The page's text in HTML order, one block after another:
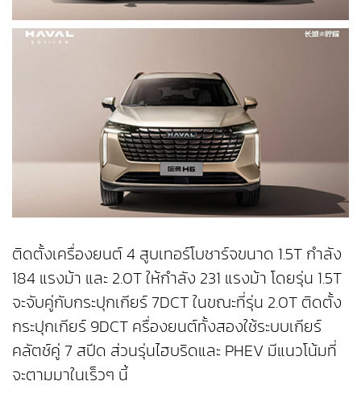
ติดตั้งเครื่องยนต์ 4 สูบเทอร์โบชาร์จขนาด 1.5T กำลัง
184 แรงม้า และ 2.0T ให้กำลัง 231 แรงม้า โดยรุ่น 1.5T
จะจับคู่กับกระปุกเกียร์ 7DCT ในขณะที่รุ่น 2.0T ติดตั้ง
กระปุกเกียร์ 9DCT ครื่องยนต์ทั้งสองใช้ระบบเกียร์
คลัตช์คู่ 7 สปีด ส่วนรุ่นไฮบริดและ PHEV มีแนวโน้มที่
จะตามมาในเร็วๆ นี้